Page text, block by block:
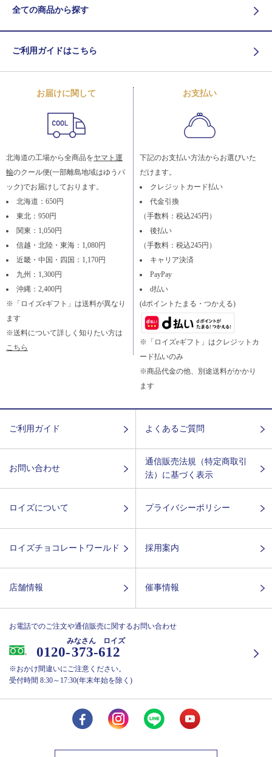
全ての商品から探す
ご利用ガイドはこちら
お届けに関して
北海道の工場から全商品をヤマト運
輸のクール便(一部離島地域はゆうパ
ック)でお届けしております。
北海道：650円
東北：950円
関東：1,050円
信越・北陸・東海：1,080円
近畿・中国・四国：1,170円
九州：1,300円
沖縄：2,400円
※「ロイズeギフト」は送料が異なり
ます
※送料について詳しく知りたい方は
こちら
お支払い
下記のお支払い方法からお選びいた
だけます。
クレジットカード払い
代金引換
（手数料：税込245円）
後払い
（手数料：税込245円）
キャリア決済
PayPay
d払い
(dポイントたまる・つかえる)
※「ロイズeギフト」はクレジットカ
ード払いのみ
※商品代金の他、別途送料がかかり
ます
ご利用ガイド よくあるご質問
お問い合わせ
通信販売法規（特定商取引
法）に基づく表示
ロイズについて プライバシーポリシー
ロイズチョコレートワールド 採用案内
店舗情報 催事情報
お電話でのご注文や通信販売に関するお問い合わせ
0120-373-612
みなさん ロイズ
※おかけ間違いにご注意ください。
受付時間 8:30～17:30(年末年始を除く)